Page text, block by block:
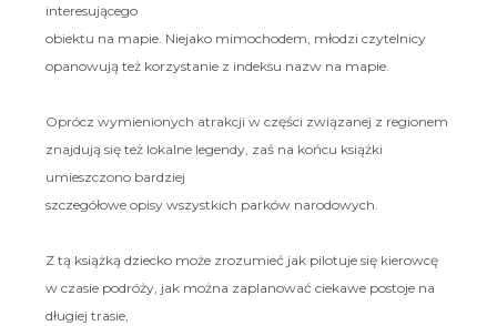
interesującego
obiektu na mapie. Niejako mimochodem, młodzi czytelnicy
opanowują też korzystanie z indeksu nazw na mapie.
Oprócz wymienionych atrakcji w części związanej z regionem
znajdują się też lokalne legendy, zaś na końcu książki
umieszczono bardziej
szczegółowe opisy wszystkich parków narodowych.
Z tą książką dziecko może zrozumieć jak pilotuje się kierowcę
w czasie podróży, jak można zaplanować ciekawe postoje na
długiej trasie,